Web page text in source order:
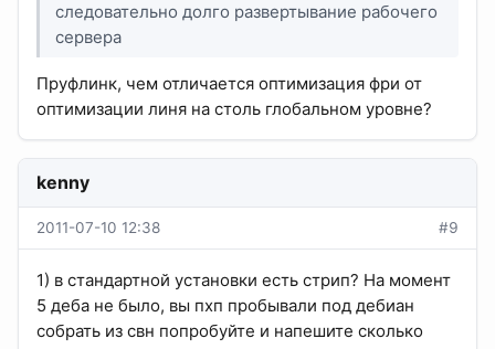
следовательно долго развертывание рабочего
сервера
Пруфлинк, чем отличается оптимизация фри от
оптимизации линя на столь глобальном уровне?
kenny
2011-07-10 12:38 #9
1) в стандартной установки есть стрип? На момент
5 деба не было, вы пхп пробывали под дебиан
собрать из свн попробуйте и напешите сколько